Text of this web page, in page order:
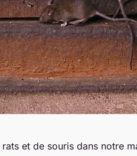
et de souris dans notre